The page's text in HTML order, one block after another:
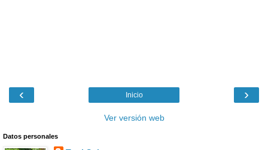
‹ ›
Inicio
Ver versión web
Datos personales